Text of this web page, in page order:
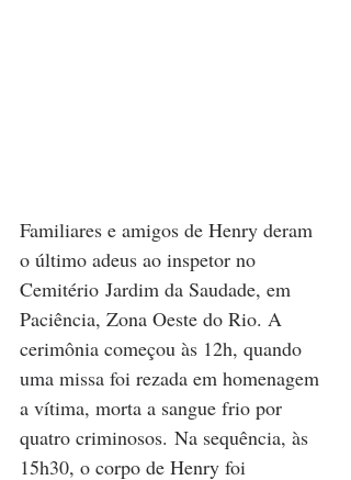
Familiares e amigos de Henry deram
o último adeus ao inspetor no
Cemitério Jardim da Saudade, em
Paciência, Zona Oeste do Rio. A
cerimônia começou às 12h, quando
uma missa foi rezada em homenagem
a vítima, morta a sangue frio por
quatro criminosos. Na sequência, às
15h30, o corpo de Henry foi